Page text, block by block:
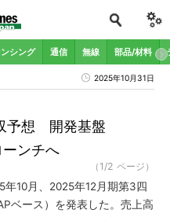
シング 通信 無線 部品/材料
2025年10月31日
予想 開発基盤
ーンチへ
（1/2 ページ）
10月、2025年12月期第3四
ベース）を発表した。売上高